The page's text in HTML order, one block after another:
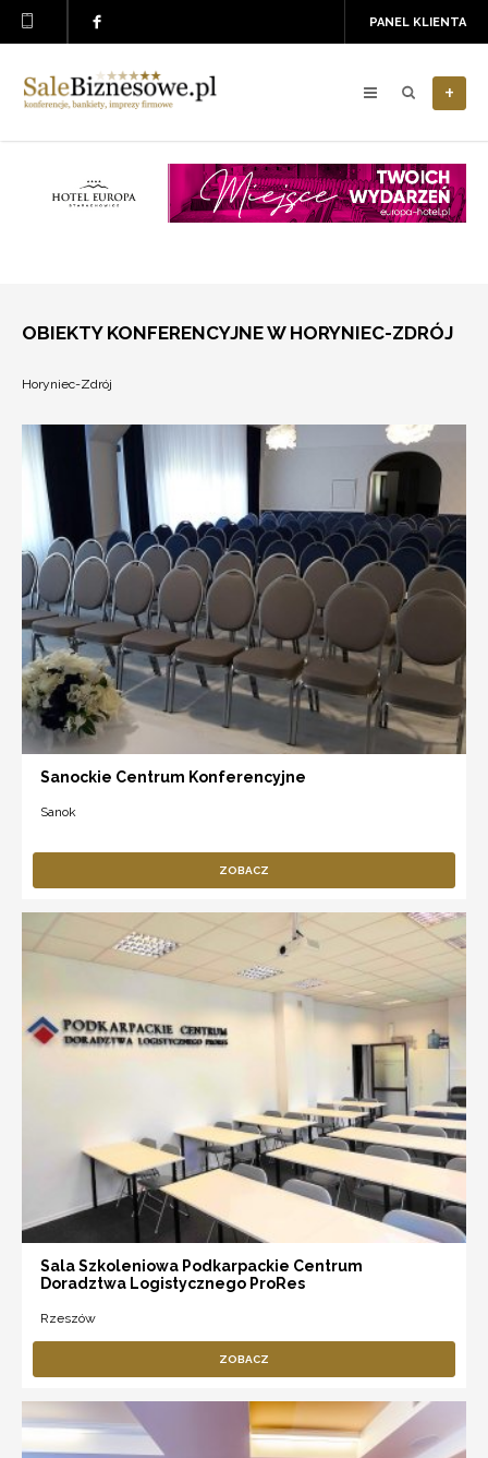
PANEL KLIENTA
+
OBIEKTY KONFERENCYJNE W HORYNIEC-ZDRÓJ
Horyniec-Zdrój
Sanockie Centrum Konferencyjne
Sanok
ZOBACZ
Sala Szkoleniowa Podkarpackie Centrum
Doradztwa Logistycznego ProRes
Rzeszów
ZOBACZ